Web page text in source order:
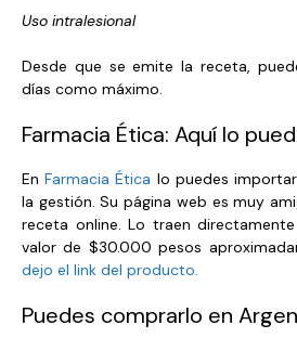
Uso intralesional
Desde que se emite la receta,
días como máximo.
Farmacia Ética: Aquí lo
EnFarmacia Ética lo puedes
la gestión. Su página web es muy
receta online. Lo traen
valor de $30.000 pesos
dejo el link del producto.
Puedes comprarlo en